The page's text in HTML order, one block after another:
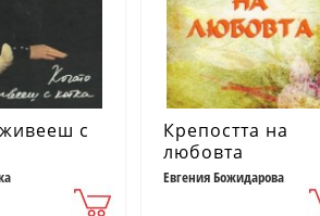
с
Крепостта на
любовта
Евгения Божидарова